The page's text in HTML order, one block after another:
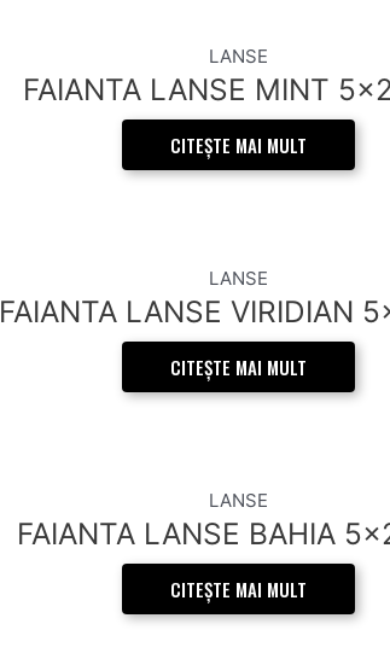
LANSE
FAIANTA LANSE MINT
CITEȘTE MAI MULT
LANSE
FAIANTA LANSE VIRIDIAN
CITEȘTE MAI MULT
LANSE
FAIANTA LANSE BAHIA
CITEȘTE MAI MULT